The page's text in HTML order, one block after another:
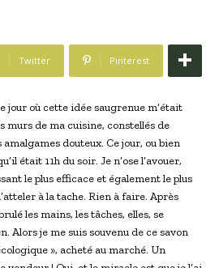
Twitter Pinterest
jour où cette idée saugrenue m’était
murs de ma cuisine, constellés de
douteux. Ce jour, ou bien
était 11h du soir. Je n’ose l’avouer,
le plus efficace et également le plus
à la tache. Rien à faire. Après
les mains, les tâches, elles, se
Alors je me suis souvenu de ce savon
», acheté au marché. Un